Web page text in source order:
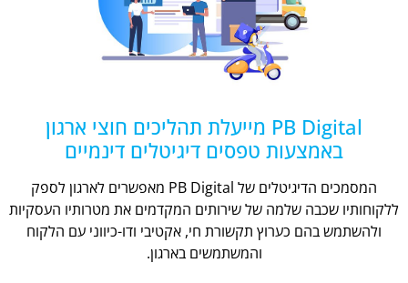
PB Digital מייעלת תהליכים חוצי ארגון
באמצעות טפסים דיגיטלים דינמיים
המסמכים הדיגיטלים של PB Digital מאפשרים לארגון לספק
ללקוחותיו שכבה שלמה של שירותים המקדמים את מטרותיו העסקיות
ולהשתמש בהם כערוץ תקשורת חי, אקטיבי ודו-כיווני עם הלקוח
והמשתמשים בארגון.